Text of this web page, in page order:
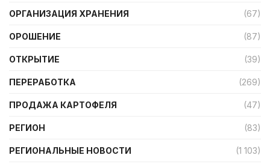
ОРГАНИЗАЦИЯ ХРАНЕНИЯ (67)
ОРОШЕНИЕ (87)
ОТКРЫТИЕ (39)
ПЕРЕРАБОТКА (269)
ПРОДАЖА КАРТОФЕЛЯ (47)
РЕГИОН (83)
РЕГИОНАЛЬНЫЕ НОВОСТИ (1 103)